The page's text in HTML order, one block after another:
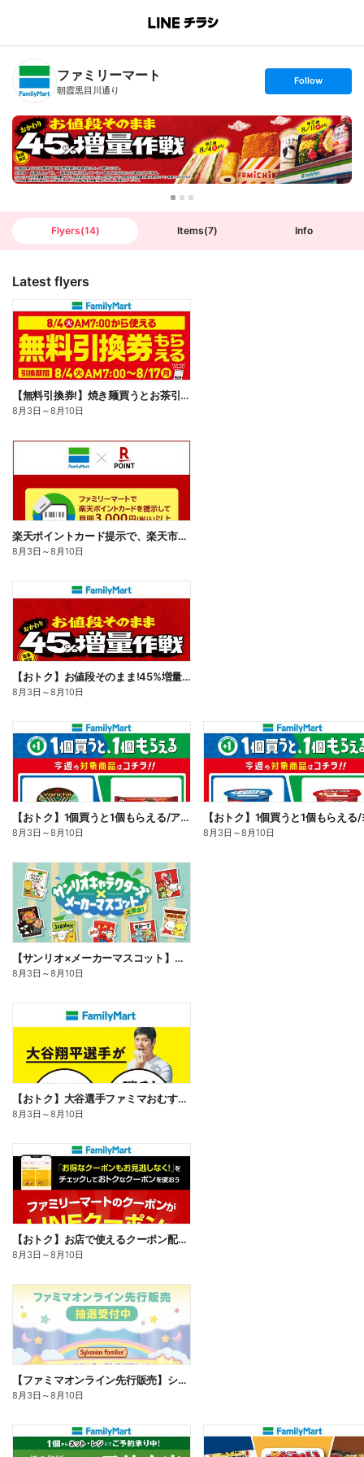
B
n
T
ファミリーマート
朝霞黒目川通り
s
t
o
l
l
o
w
Follow
Flyers(14) Items(7) Info
Latest flyers
【無料引換券!】焼き麺買うとお茶引換券貰える!
8月3日 ～8月10日
楽天ポイントカード提示で、楽天市場でのお買い物がおトクに!
8月3日 ～8月10日
【おトク】お値段そのまま!45%増量作戦!
8月3日 ～8月10日
【おトク】1個買うと1個もらえる/アイス
8月3日 ～8月10日 8月3日 ～8月10日
【サンリオ×メーカーマスコット】オリジナルグッズ貰える!
8月3日 ～8月10日
【おトク】大谷選手ファミマおむすび割
8月3日 ～8月10日
【おトク】お店で使えるクーポン配信中
8月3日 ～8月10日
【ファミマオンライン先行販売】シルバニアファミリー
8月3日 ～8月10日